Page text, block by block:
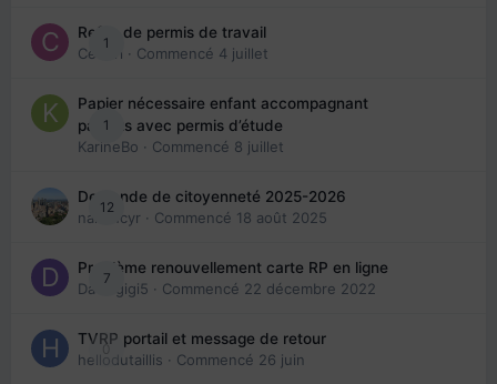
1
Refus de permis de travail
Cedbri · Commencé 4 juillet
1
Papier nécessaire enfant accompagnant
parents avec permis d’étude
KarineBo · Commencé 8 juillet
12
Demande de citoyenneté 2025-2026
nanancyr · Commencé 18 août 2025
7
Problème renouvellement carte RP en ligne
Davidgigi5 · Commencé 22 décembre 2022
0
TVRP portail et message de retour
hellodutaillis · Commencé 26 juin